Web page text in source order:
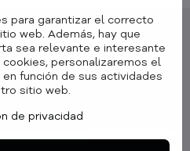
noticias
boletín de noticias:
para garantizar el correcto
web. Además, hay que
sea relevante e interesante
personalizaremos el
función de sus actividades
sitio web.
de privacidad